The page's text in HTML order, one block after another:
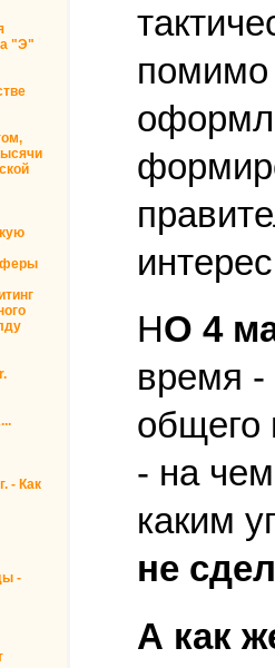
"Э"
- Как
-
помимо
НО 4
время -
общего
- на
каким
не
А как